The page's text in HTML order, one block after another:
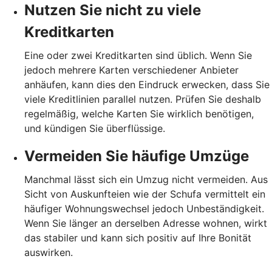
Nutzen Sie nicht zu viele
Kreditkarten
Eine oder zwei Kreditkarten sind üblich. Wenn Sie
jedoch mehrere Karten verschiedener Anbieter
anhäufen, kann dies den Eindruck erwecken, dass Sie
viele Kreditlinien parallel nutzen. Prüfen Sie deshalb
regelmäßig, welche Karten Sie wirklich benötigen,
und kündigen Sie überflüssige.
Vermeiden Sie häufige Umzüge
Manchmal lässt sich ein Umzug nicht vermeiden. Aus
Sicht von Auskunfteien wie der Schufa vermittelt ein
häufiger Wohnungswechsel jedoch Unbeständigkeit.
Wenn Sie länger an derselben Adresse wohnen, wirkt
das stabiler und kann sich positiv auf Ihre Bonität
auswirken.